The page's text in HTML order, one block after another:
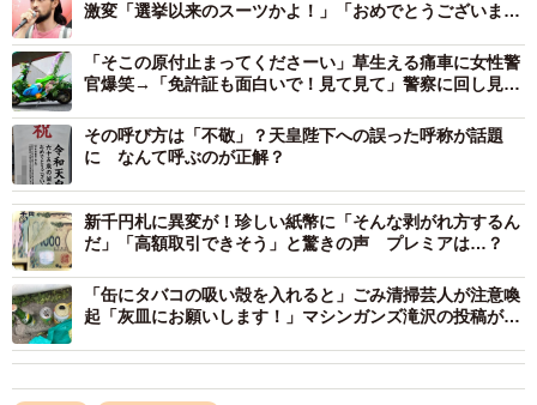
――投票用紙は使用後どうなるのですか？
投票用紙は、公職選挙法の第71条に「投票は、有効無効を
区別し、投票録及び開票録と併せて、市町村の選挙管理委
員会において、当該選挙にかかる議員又は長の任期間、保
存しなければならない」と定められています。
そのため投票用紙は選挙後、選挙管理委員会で議員の任期
が終了するまで、厳重に保管します。その後、議員の任期
が終了すると、処分が可能になります。処分方法は自治体
によって異なりますが、ほとんどの自治体では現在も焼却
処分されています。
激変「選挙以来のスーツかよ！」「おめでとうございま
「そこの原付止まってくださーい」草生える痛車に女性警
官爆笑→「免許証も面白いで！見て見て」警察に回し見さ
その呼び方は「不敬」？天皇陛下への誤った呼称が話題
に なんて呼ぶのが正解？
新千円札に異変が！珍しい紙幣に「そんな剥がれ方するん
だ」「高額取引できそう」と驚きの声 プレミアは…？
「缶にタバコの吸い殻を入れると」ごみ清掃芸人が注意喚
起「灰皿にお願いします！」マシンガンズ滝沢の投稿が話